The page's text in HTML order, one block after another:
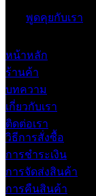
พูดคุยกับเรา
หน้าหลัก
ร้านค้า
บทความ
เกี่ยวกับเรา
ติดต่อเรา
วิธีการสั่งซื้อ
การชำระเงิน
การจัดส่งสินค้า
การคืนสินค้า